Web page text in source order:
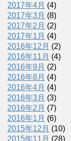
2017年4月 (4)
2017年3月 (8)
2017年2月 (2)
2017年1月 (4)
2016年12月 (2)
2016年11月 (4)
2016年9月 (2)
2016年8月 (4)
2016年4月 (4)
2016年3月 (3)
2016年2月 (7)
2016年1月 (6)
2015年12月 (10)
2015年11月 (28)